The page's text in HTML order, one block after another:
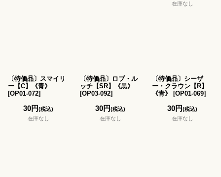
在庫なし
〔特価品〕スマイリ
ー【C】《青》
[OP01-072]
30円(税込)
在庫なし
〔特価品〕ロブ・ル
ッチ【SR】《黒》
[OP03-092]
30円(税込)
在庫なし
〔特価品〕シーザ
ー・クラウン【R】
《青》
[OP01-069]
30円(税込)
在庫なし